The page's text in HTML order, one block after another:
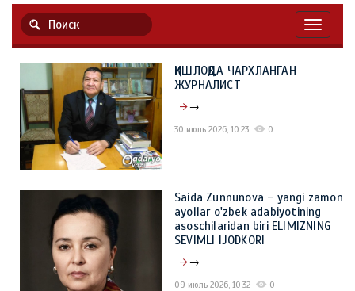
ҚИШЛОҚДА ЧАРХЛАНГАН
ЖУРНАЛИСТ
→
30 июль 2026, 10:23 0
Saida Zunnunova - yangi zamon
ayollar o'zbek adabiyotining
asoschilaridan biri ELIMIZNING
SEVIMLI IJODKORI
→
09 июль 2026, 10:32 0